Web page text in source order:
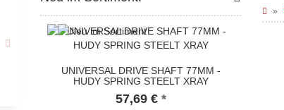
UNIVERSAL DRIVE SHAFT 77MM -
HUDY SPRING STEELT XRAY
57,69 € *